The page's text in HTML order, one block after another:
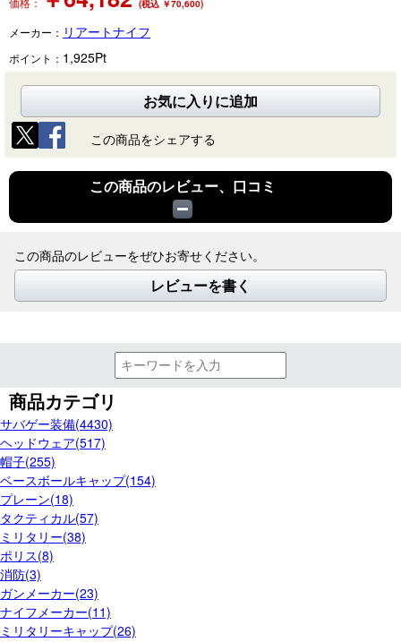
(税込 ￥70,600)
メーカー： リアートナイフ
ポイント： 1,925Pt
お気に入りに追加
この商品をシェアする
この商品のレビュー、口コミ
この商品のレビューをぜひお寄せください。
レビューを書く
商品カテゴリ
サバゲー装備(4430)
ヘッドウェア(517)
帽子(255)
ベースボールキャップ(154)
プレーン(18)
タクティカル(57)
ミリタリー(38)
ポリス(8)
消防(3)
ガンメーカー(23)
ナイフメーカー(11)
ミリタリーキャップ(26)